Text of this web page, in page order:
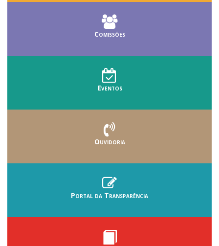
Comissões
Eventos
Ouvidoria
Portal da Transparência